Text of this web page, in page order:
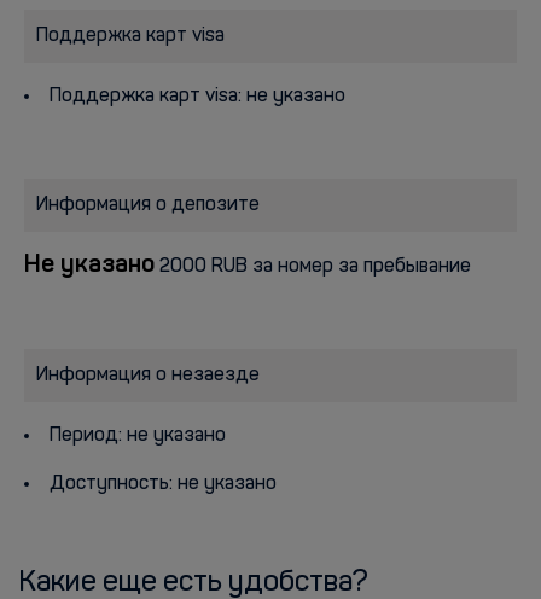
Поддержка карт visa
Поддержка карт visa: не указано
Информация о депозите
Не указано 2000 RUB за номер за пребывание
Информация о незаезде
Период: не указано
Доступность: не указано
Какие еще есть удобства?